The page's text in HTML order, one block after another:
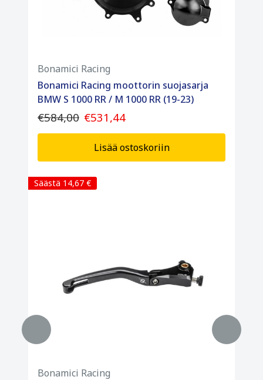
Bonamici Racing
Bonamici Racing moottorin suojasarja
BMW S 1000 RR / M 1000 RR (19-23)
€584,00 €531,44
Lisää ostoskoriin
Säästä 14,67 €
Bonamici Racing